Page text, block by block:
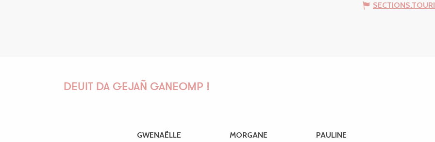
DEUIT DA GEJAÑ GANEOMP !
GWENAËLLE MORGANE PAULINE